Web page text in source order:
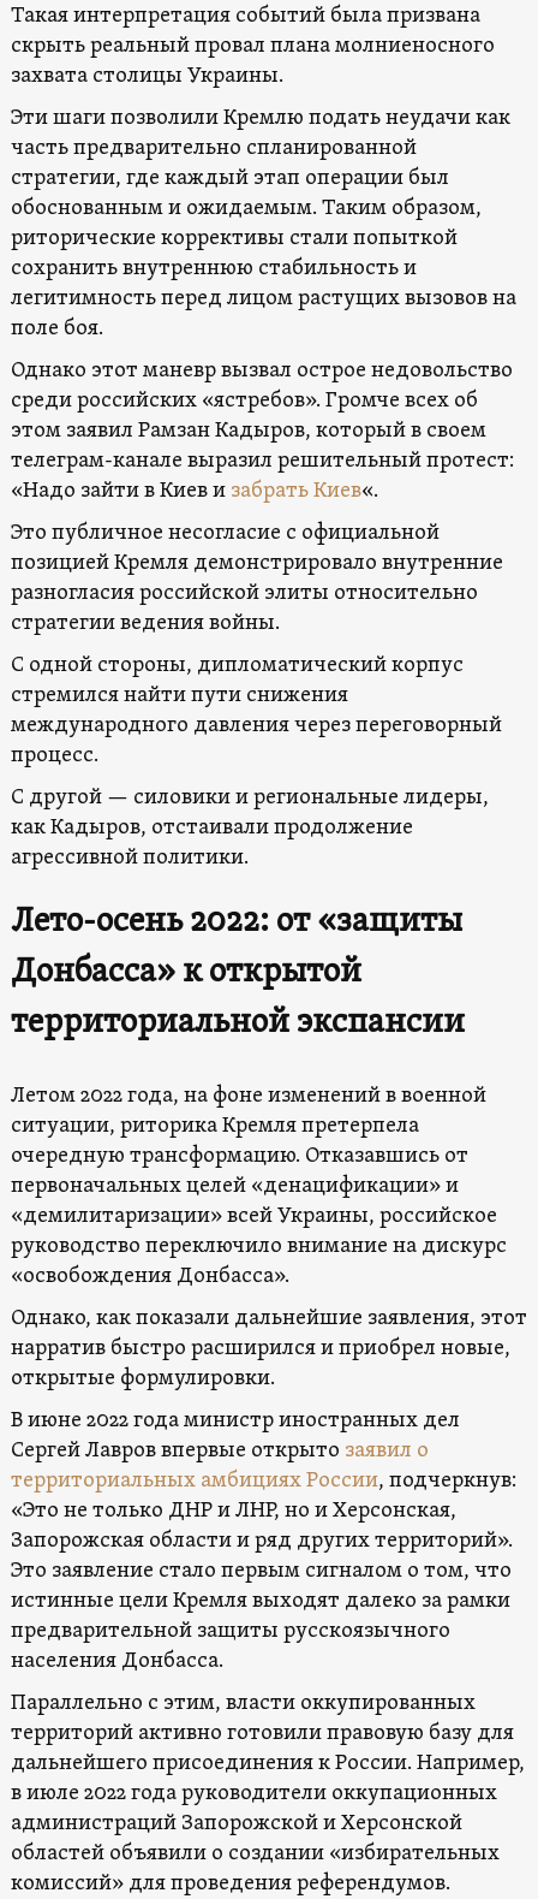
Такая интерпретация событий была призвана
скрыть реальный провал плана молниеносного
захвата столицы Украины.
Эти шаги позволили Кремлю подать неудачи как
часть предварительно спланированной
стратегии, где каждый этап операции был
обоснованным и ожидаемым. Таким образом,
риторические коррективы стали попыткой
сохранить внутреннюю стабильность и
легитимность перед лицом растущих вызовов на
поле боя.
Однако этот маневр вызвал острое недовольство
среди российских «ястребов». Громче всех об
этом заявил Рамзан Кадыров, который в своем
телеграм-канале выразил решительный протест:
«Надо зайти в Киев и забрать Киев«.
Это публичное несогласие с официальной
позицией Кремля демонстрировало внутренние
разногласия российской элиты относительно
стратегии ведения войны.
С одной стороны, дипломатический корпус
стремился найти пути снижения
международного давления через переговорный
процесс.
С другой — силовики и региональные лидеры,
как Кадыров, отстаивали продолжение
агрессивной политики.
Лето-осень 2022: от «защиты
Донбасса» к открытой
территориальной экспансии
Летом 2022 года, на фоне изменений в военной
ситуации, риторика Кремля претерпела
очередную трансформацию. Отказавшись от
первоначальных целей «денацификации» и
«демилитаризации» всей Украины, российское
руководство переключило внимание на дискурс
«освобождения Донбасса».
Однако, как показали дальнейшие заявления, этот
нарратив быстро расширился и приобрел новые,
открытые формулировки.
В июне 2022 года министр иностранных дел
Сергей Лавров впервые открыто заявил о
территориальных амбициях России, подчеркнув:
«Это не только ДНР и ЛНР, но и Херсонская,
Запорожская области и ряд других территорий».
Это заявление стало первым сигналом о том, что
истинные цели Кремля выходят далеко за рамки
предварительной защиты русскоязычного
населения Донбасса.
Параллельно с этим, власти оккупированных
территорий активно готовили правовую базу для
дальнейшего присоединения к России. Например,
в июле 2022 года руководители оккупационных
администраций Запорожской и Херсонской
областей объявили о создании «избирательных
комиссий» для проведения референдумов.